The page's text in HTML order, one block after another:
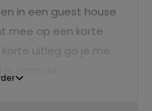
in een guest house
mee op een korte
uitleg ga je met